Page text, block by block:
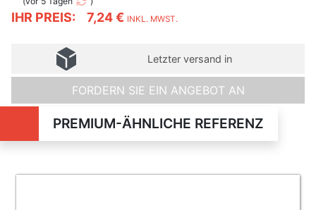
IHR PREIS: 7,24 € INKL. MWST.
Letzter versand in
FORDERN SIE EIN ANGEBOT AN
PREMIUM-ÄHNLICHE REFERENZ